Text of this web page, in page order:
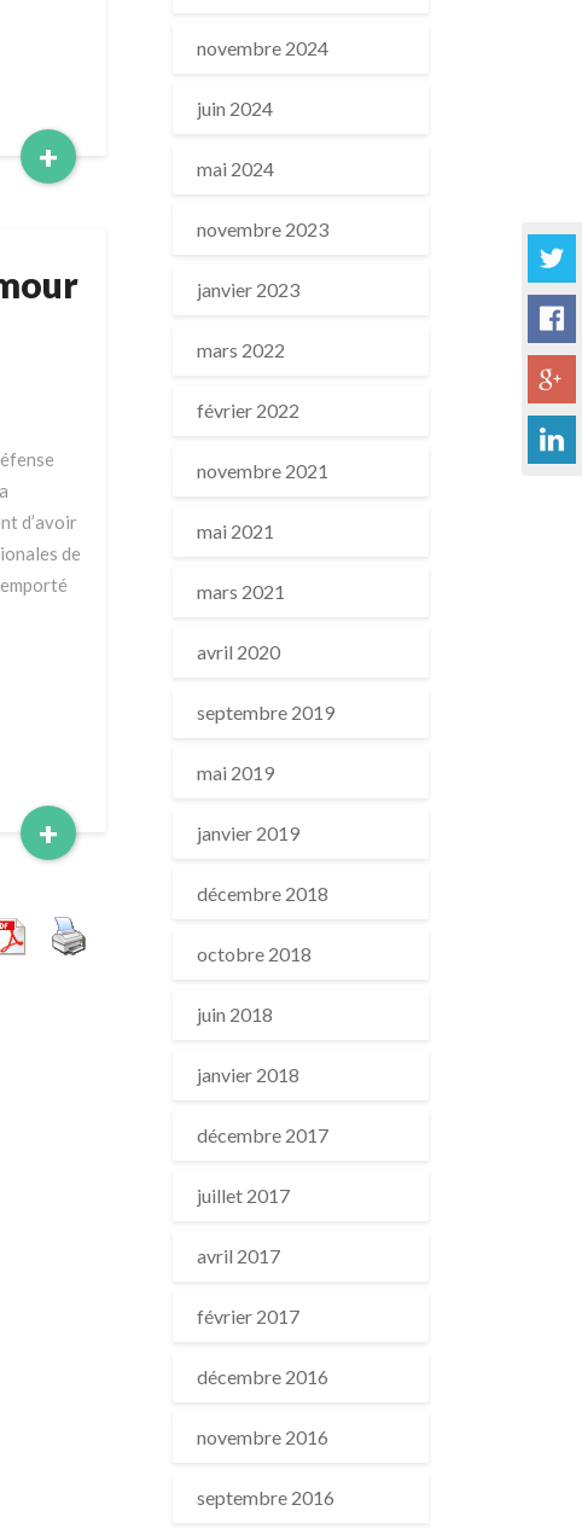
+Read
More
d’avoir
de
+Read
More
novembre 2024
juin 2024
mai 2024
novembre 2023
janvier 2023
mars 2022
février 2022
novembre 2021
mai 2021
mars 2021
avril 2020
septembre 2019
mai 2019
janvier 2019
décembre 2018
octobre 2018
juin 2018
janvier 2018
décembre 2017
juillet 2017
avril 2017
février 2017
décembre 2016
novembre 2016
septembre 2016